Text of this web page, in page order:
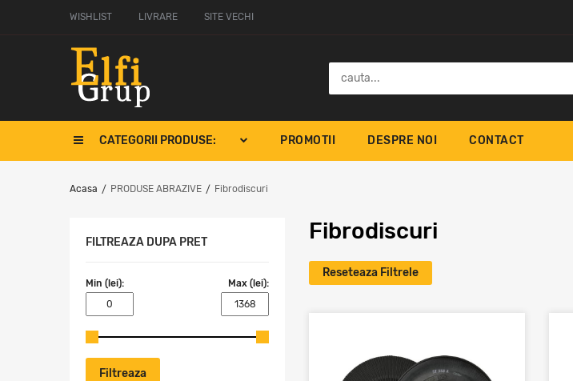
WISHLIST LIVRARE SITE VECHI
CATEGORII PRODUSE: PROMOTII DESPRE NOI CONTACT
Acasa / PRODUSE ABRAZIVE / Fibrodiscuri
FILTREAZA DUPA PRET
Min (lei): Max (lei):
Filtreaza
Fibrodiscuri
Reseteaza Filtrele